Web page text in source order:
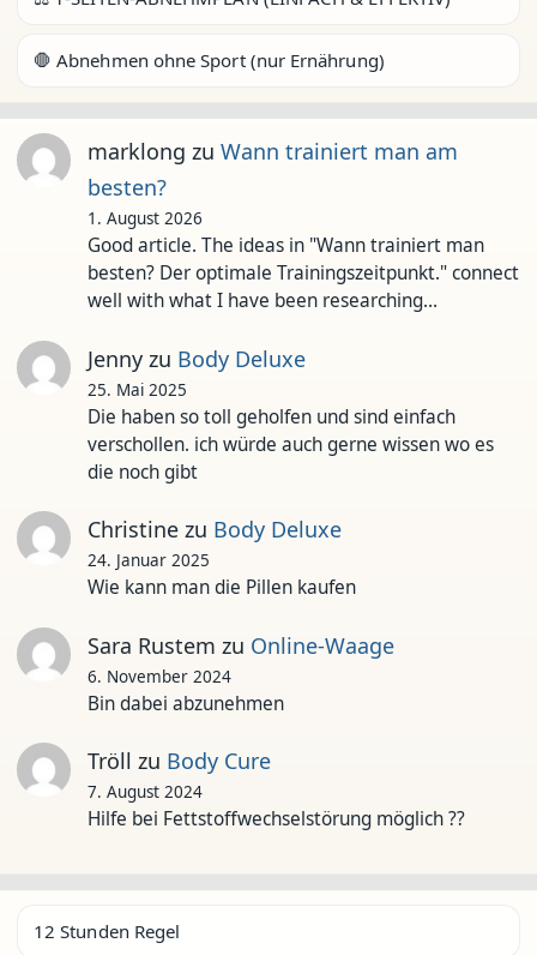
🛑 Abnehmen ohne Sport (nur Ernährung)
marklong zu Wann trainiert man am
besten?
1. August 2026
Good article. The ideas in "Wann trainiert man
besten? Der optimale Trainingszeitpunkt." connect
well with what I have been researching…
Jennyzu Body Deluxe
25. Mai 2025
Die haben so toll geholfen und sind einfach
verschollen. ich würde auch gerne wissen wo es
die noch gibt
Christinezu Body Deluxe
24. Januar 2025
Wie kann man die Pillen kaufen
Sara Rustem zu Online-Waage
6. November 2024
Bin dabei abzunehmen
Tröll zu Body Cure
7. August 2024
Hilfe bei Fettstoffwechselstörung möglich ??
12 Stunden Regel